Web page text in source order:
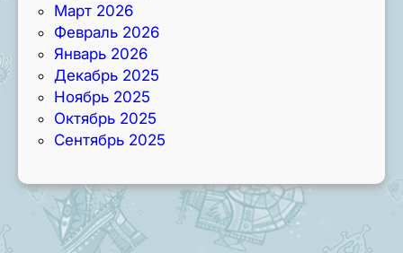
Март 2026
Февраль 2026
Январь 2026
Декабрь 2025
Ноябрь 2025
Октябрь 2025
Сентябрь 2025